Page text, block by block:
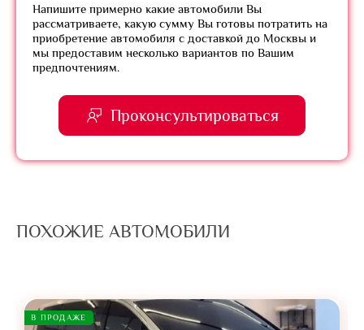
Напишите примерно какие автомобили Вы
рассматриваете, какую сумму Вы готовы потратить на
приобретение автомобиля с доставкой до Москвы и
мы предоставим несколько вариантов по Вашим
предпочтениям.
Проконсультироваться
ПОХОЖИЕ АВТОМОБИЛИ
В ПРОДАЖЕ